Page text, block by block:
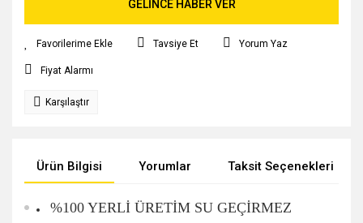
GELİNCE HABER VER
Tavsiye Et Yorum Yaz
Fiyat Alarmı
Karşılaştır
Ürün Bilgisi Yorumlar Taksit Seçenekleri
%100 YERLİ ÜRETİM SU GEÇİRMEZ